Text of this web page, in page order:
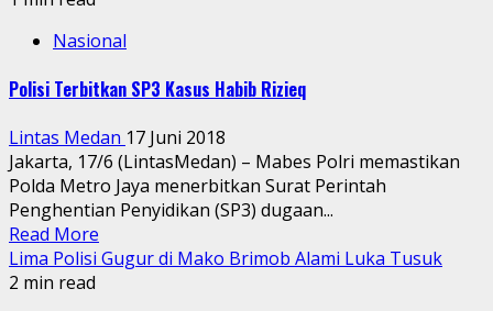
Nasional
Polisi Terbitkan SP3 Kasus Habib Rizieq
Lintas Medan 17 Juni 2018
Jakarta, 17/6 (LintasMedan) – Mabes Polri memastikan
Polda Metro Jaya menerbitkan Surat Perintah
Penghentian Penyidikan (SP3) dugaan...
Read More
Lima Polisi Gugur di Mako Brimob Alami Luka Tusuk
2 min read